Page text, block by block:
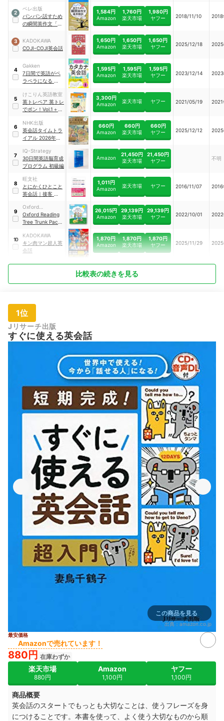
2
ベレ出版
バンバン話すため
の瞬間英作文「基
ング CD BOOK
1,584円
Amazon
1,760円
楽天市場
1,980円
ヤフー
2018/11/10 2018
3
KADOKAWA
COJI-COJI英会話
1,650円
Amazon
1,650円
楽天市場
1,650円
ヤフー
2025/12/18
4
Gakken
7日間で英語がペ
ラペラになる カタ
1,595円
Amazon
1,595円
楽天市場
1,595円
ヤフー
2023/12/14
5
けこりん英語教室
英トレペア 英トレ
でポン！Vol.1＋
3,300円
Amazon
楽天市場 ヤフー 2021/05/19 2021
6
NHK出版
英会話タイムトラ
イアル 2026年1月
660円
Amazon
660円
楽天市場
660円
ヤフー
2025/12/12
7
IQ-Strategy
30日間英語脳育成
プログラム 初級編
Amazon
21,450円
楽天市場
21,450円
ヤフー
不明
8
旺文社
とにかくひとこと
英会話 ｜ 接客 飲食
1,011円
Amazon
楽天市場 ヤフー 2016/11/07 2016
9
Oxford
University Press
Oxford Reading
Tree Trunk Pack
26,015円
Amazon
29,139円
楽天市場
29,139円
ヤフー
2022/10/01
10
KADOKAWA
キン肉マン超人英
会話
1,870円
Amazon
1,870円
楽天市場
1,870円
ヤフー
2025/11/29
比較表の続きを見る
1位
Jリサーチ出版
すぐに使える英会話
この商品を見る
出典： amazon.co.jp
最安価格
Amazonで売れています！
880円 在庫わずか
楽天市場
880円
Amazon
1,100円
ヤフー
1,100円
商品概要
英会話のスタートでもっとも大切なことは、使うフレーズを身
につけることです。本書を使って、よく使う大切なものから順